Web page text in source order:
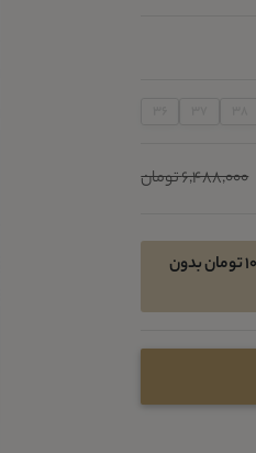
6,488,000 تومان
امکان خرید اقساطی در 4 قسط ماهیانه 1054300 تومان بدون